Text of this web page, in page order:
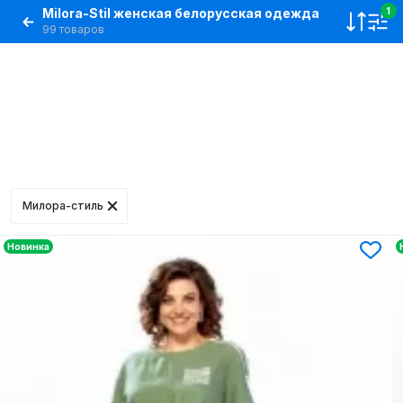
Milora-Stil женская белорусская одежда
99 товаров
1
Милора-стиль
Новинка